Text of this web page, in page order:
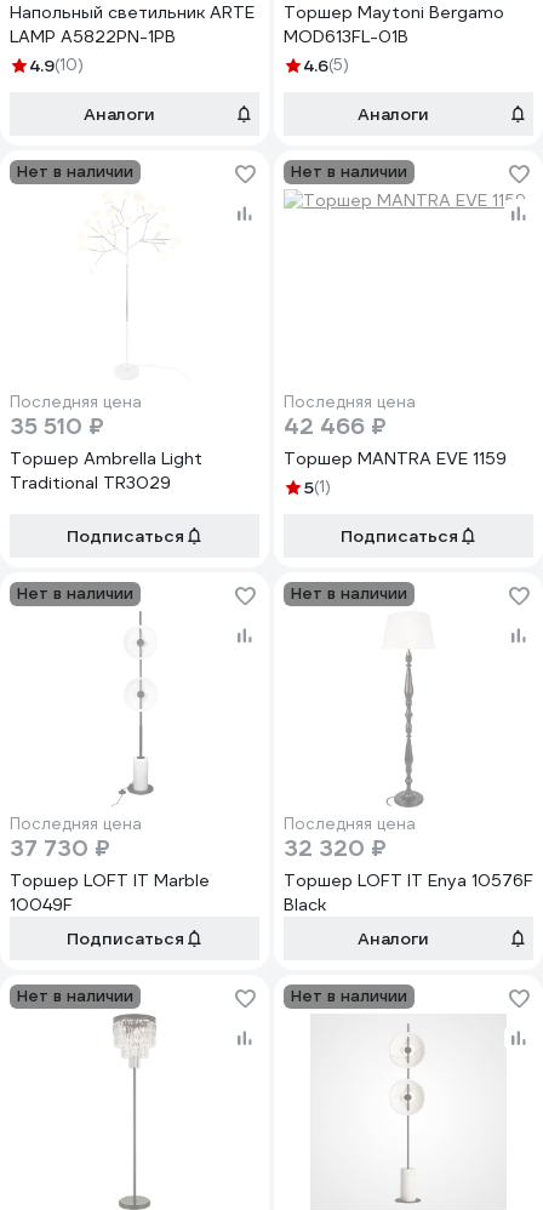
Напольный светильник ARTE
LAMP A5822PN-1PB
4.9(10)
Аналоги
Торшер Maytoni Bergamo
MOD613FL-01B
4.6(5)
Аналоги
Нет в наличии
Последняя цена
35 510 ₽
Торшер Ambrella Light
Traditional TR3029
Подписаться
Нет в наличии
Последняя цена
42 466 ₽
Торшер MANTRA EVE 1159
5(1)
Подписаться
Нет в наличии
Последняя цена
37 730 ₽
Торшер LOFT IT Marble
10049F
Подписаться
Нет в наличии
Последняя цена
32 320 ₽
Торшер LOFT IT Enya 10576F
Black
Аналоги
Нет в наличии Нет в наличии